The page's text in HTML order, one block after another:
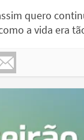
quero
a vida era